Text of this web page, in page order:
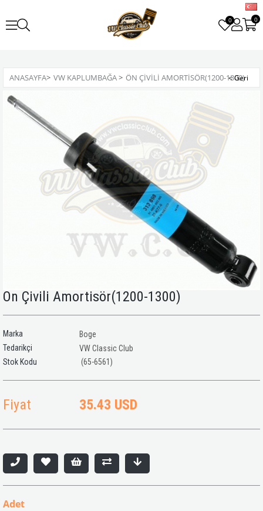
0 0
ANASAYFA> VW KAPLUMBAĞA> ÖN ÇIVILI AMORTISÖR(1200-1300)
Ön Çivili Amortisör(1200-1300)
Marka
Boge
Tedarikçi
VW Classic Club
(65-6561)
Fiyat 35.43 USD
Adet